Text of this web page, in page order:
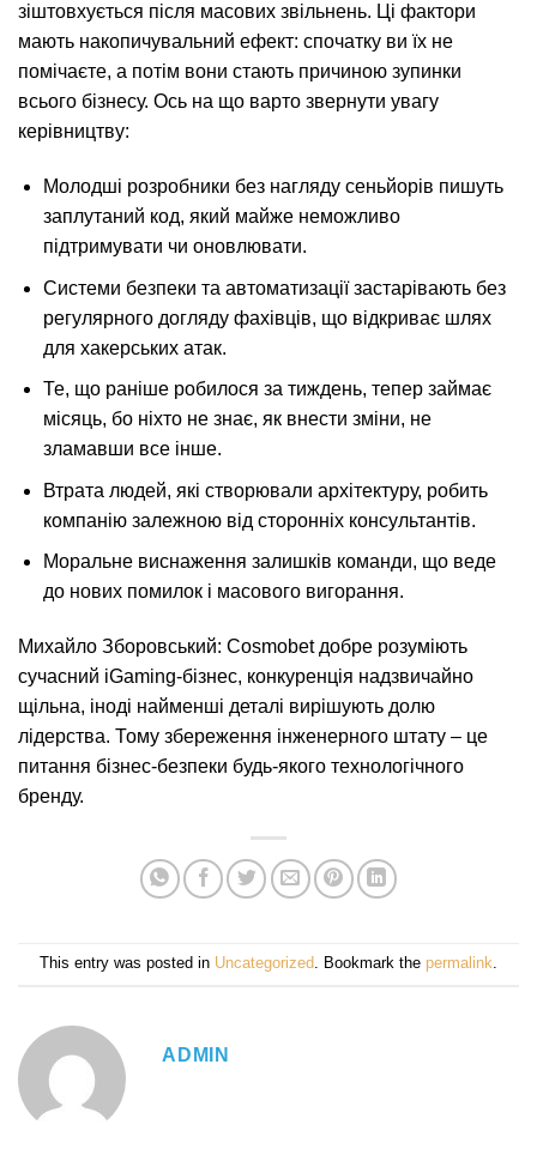
зіштовхується після масових звільнень. Ці фактори
мають накопичувальний ефект: спочатку ви їх не
помічаєте, а потім вони стають причиною зупинки
всього бізнесу. Ось на що варто звернути увагу
керівництву:
Молодші розробники без нагляду сеньйорів пишуть
заплутаний код, який майже неможливо
підтримувати чи оновлювати.
Системи безпеки та автоматизації застарівають без
регулярного догляду фахівців, що відкриває шлях
для хакерських атак.
Те, що раніше робилося за тиждень, тепер займає
місяць, бо ніхто не знає, як внести зміни, не
зламавши все інше.
Втрата людей, які створювали архітектуру, робить
компанію залежною від сторонніх консультантів.
Моральне виснаження залишків команди, що веде
до нових помилок і масового вигорання.
Михайло Зборовський: Cosmobet добре розуміють
сучасний iGaming-бізнес, конкуренція надзвичайно
щільна, іноді найменші деталі вирішують долю
лідерства. Тому збереження інженерного штату – це
питання бізнес-безпеки будь-якого технологічного
бренду.
This entry was posted in Uncategorized. Bookmark the permalink.
ADMIN